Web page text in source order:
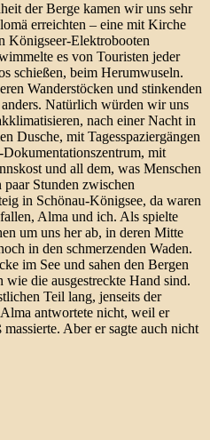
der Berge kamen wir uns sehr
erreichten – eine mit Kirche
Königseer-Elektrobooten
es von Touristen jeder
schießen, beim Herumwuseln.
Wanderstöcken und stinkenden
Natürlich würden wir uns
nach einer Nacht in
Dusche, mit Tagesspaziergängen
mit
und all dem, was Menschen
Stunden zwischen
in Schönau-Königsee, da waren
Alma und ich. Als spielte
um uns her ab, in deren Mitte
in den schmerzenden Waden.
im See und sahen den Bergen
die ausgestreckte Hand sind.
Teil lang, jenseits der
antwortete nicht, weil er
Aber er sagte auch nicht